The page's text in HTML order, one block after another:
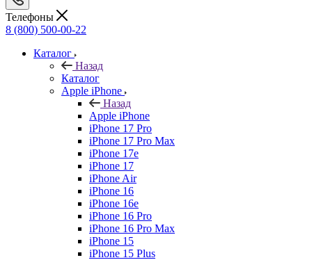
Телефоны
8 (800) 500-00-22
Каталог
Назад
Каталог
Apple iPhone
Назад
Apple iPhone
iPhone 17 Pro
iPhone 17 Pro Max
iPhone 17e
iPhone 17
iPhone Air
iPhone 16
iPhone 16e
iPhone 16 Pro
iPhone 16 Pro Max
iPhone 15
iPhone 15 Plus